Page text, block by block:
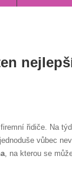
řidiče. Na
vůbec
, na kterou se